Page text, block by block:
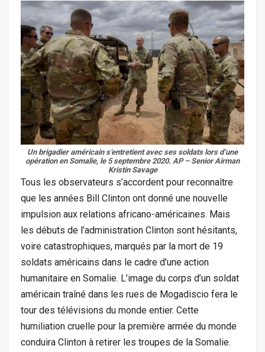
Un brigadier américain s’entretient avec ses soldats lors d’une
opération en Somalie, le 5 septembre 2020. AP – Senior Airman
Kristin Savage
Tous les observateurs s’accordent pour reconnaître
que les années Bill Clinton ont donné une nouvelle
impulsion aux relations africano-américaines. Mais
les débuts de l’administration Clinton sont hésitants,
voire catastrophiques, marqués par la mort de 19
soldats américains dans le cadre d’une action
humanitaire en Somalie. L’image du corps d’un soldat
américain traîné dans les rues de Mogadiscio fera le
tour des télévisions du monde entier. Cette
humiliation cruelle pour la première armée du monde
conduira Clinton à retirer les troupes de la Somalie.